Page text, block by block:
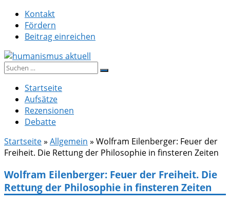
Zum
Inhalt
springen
Kontakt
Fördern
Beitrag einreichen
humanismus aktuell
Suche
Startseite
Aufsätze
Rezensionen
Debatte
Startseite» Allgemein » Wolfram Eilenberger: Feuer der
Freiheit. Die Rettung der Philosophie in finsteren Zeiten
Wolfram Eilenberger: Feuer der Freiheit. Die
Rettung der Philosophie in finsteren Zeiten